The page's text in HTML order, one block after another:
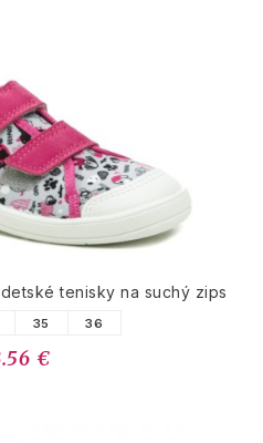
tenisky na suchý zips
35 36
€